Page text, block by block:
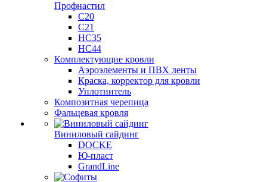
Профнастил
C20
C21
НС35
НС44
Комплектующие кровли
Аэроэлементы и ПВХ ленты
Краска, корректор для кровли
Уплотнитель
Композитная черепица
Фальцевая кровля
Виниловый сайдинг
DOCKE
Ю-пласт
GrandLine